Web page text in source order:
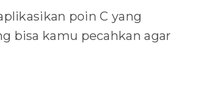
poin C yang
bisa kamu pecahkan agar